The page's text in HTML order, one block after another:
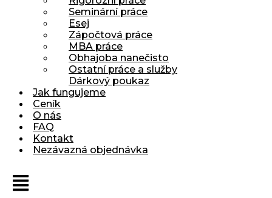
Seminární práce
Esej
Zápočtová práce
MBA práce
Obhajoba nanečisto
Ostatní práce a služby
Dárkový poukaz
Jak fungujeme
Ceník
O nás
FAQ
Kontakt
Nezávazná objednávka